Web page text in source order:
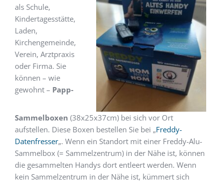
als Schule,
Kindertagesstätte,
Laden,
Kirchengemeinde,
Verein, Arztpraxis
oder Firma. Sie
können – wie
gewohnt – Papp-
Sammelboxen (38x25x37cm) bei sich vor Ort
aufstellen. Diese Boxen bestellen Sie bei „Freddy-
Datenfresser„. Wenn ein Standort mit einer Freddy-Alu-
Sammelbox (= Sammelzentrum) in der Nähe ist, können
die gesammelten Handys dort entleert werden. Wenn
kein Sammelzentrum in der Nähe ist, kümmert sich